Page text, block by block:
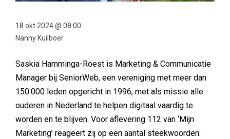
18 okt 2024 @ 08:00
Nanny Kuilboer
Saskia Hamminga-Roest is Marketing & Communicatie
Manager bij SeniorWeb, een vereniging met meer dan
150.000 leden opgericht in 1996, met als missie alle
ouderen in Nederland te helpen digitaal vaardig te
worden en te blijven. Voor aflevering 112 van ‘Mijn
Marketing’ reageert zij op een aantal steekwoorden: